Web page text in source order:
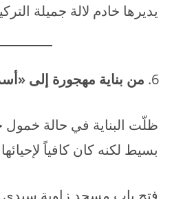
يديرها خادم لالة جميلة
من بناية مهجورة إلى
ظلّت البناية في حالة
بسيط لكنه كان كافياً
فتح باب مسجد زاوية